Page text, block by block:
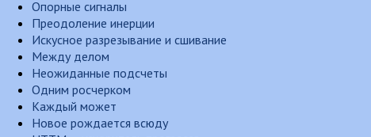
Опорные сигналы
Преодоление инерции
Искусное разрезывание и сшивание
Между делом
Неожиданные подсчеты
Одним росчерком
Каждый может
Новое рождается всюду